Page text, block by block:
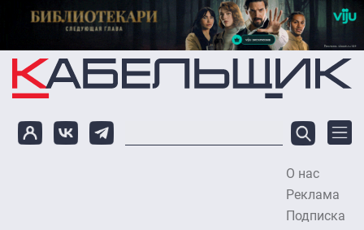
Перейти к основному содержанию
О нас
Реклама
Подписка